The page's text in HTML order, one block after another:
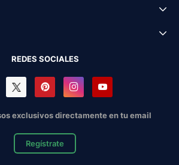
REDES SOCIALES
exclusivos directamente en tu email
Regístrate